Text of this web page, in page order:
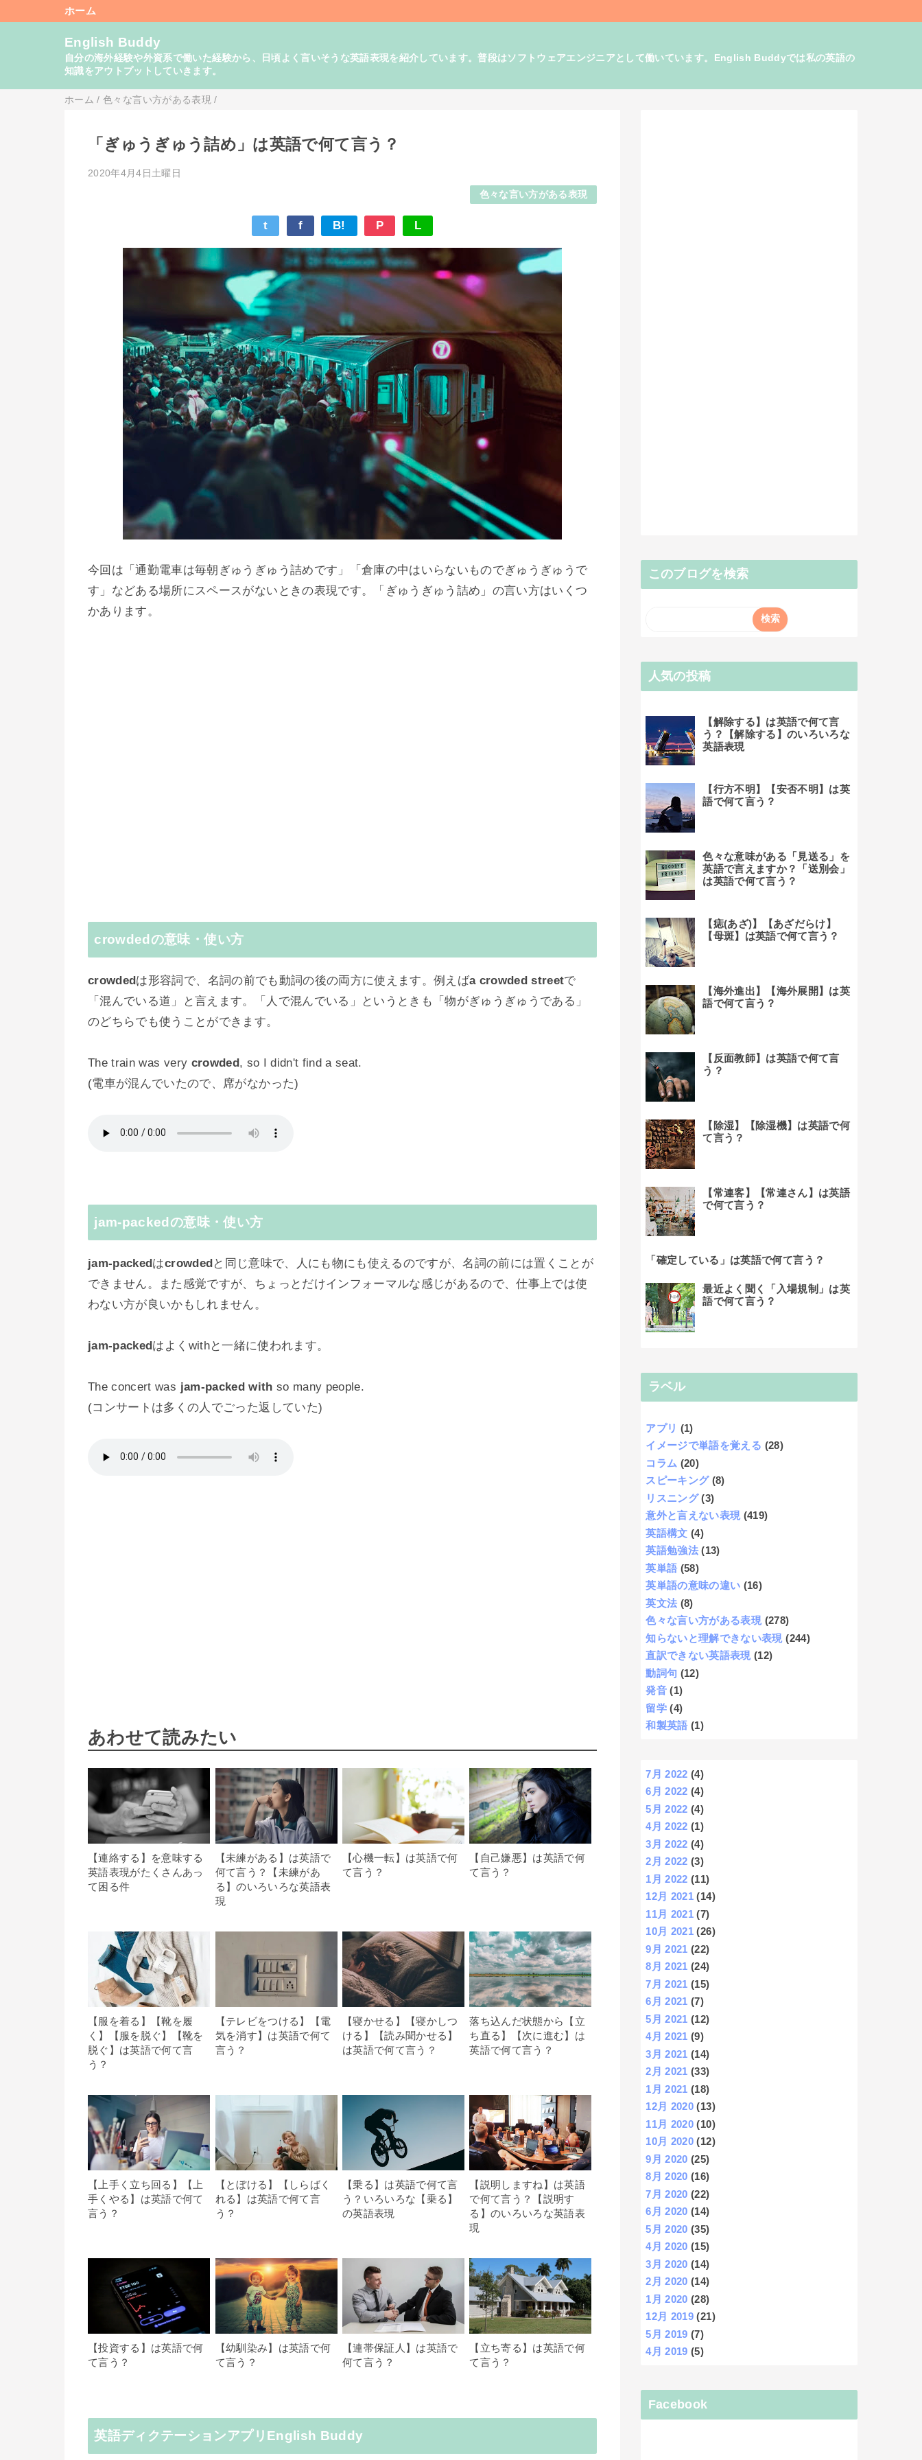
ホーム
English Buddy
自分の海外経験や外資系で働いた経験から、日頃よく言いそうな英語表現を紹介しています。普段はソフトウェアエンジニアとして働いています。English Buddyでは私の英語の
知識をアウトプットしていきます。
ホーム /色々な言い方がある表現 /
「ぎゅうぎゅう詰め」は英語で何て言う？
2020年4月4日土曜日
色々な言い方がある表現
t f B! P L
今回は「通勤電車は毎朝ぎゅうぎゅう詰めです」「倉庫の中はいらないものでぎゅうぎゅうで
す」などある場所にスペースがないときの表現です。「ぎゅうぎゅう詰め」の言い方はいくつ
かあります。
crowdedの意味・使い方
crowdedは形容詞で、名詞の前でも動詞の後の両方に使えます。例えばa crowded streetで
「混んでいる道」と言えます。「人で混んでいる」というときも「物がぎゅうぎゅうである」
のどちらでも使うことができます。
The train was very crowded, so I didn't find a seat.
(電車が混んでいたので、席がなかった)
jam-packedの意味・使い方
jam-packedはcrowdedと同じ意味で、人にも物にも使えるのですが、名詞の前には置くことが
できません。また感覚ですが、ちょっとだけインフォーマルな感じがあるので、仕事上では使
わない方が良いかもしれません。
jam-packedはよくwithと一緒に使われます。
The concert was jam-packed with so many people.
(コンサートは多くの人でごった返していた)
あわせて読みたい
【連絡する】を意味する
英語表現がたくさんあっ
て困る件
【未練がある】は英語で
何て言う？【未練があ
る】のいろいろな英語表
現
【心機一転】は英語で何
て言う？
【自己嫌悪】は英語で何
て言う？
【服を着る】【靴を履
く】【服を脱ぐ】【靴を
脱ぐ】は英語で何て言
う？
【テレビをつける】【電
気を消す】は英語で何て
言う？
【寝かせる】【寝かしつ
ける】【読み聞かせる】
は英語で何て言う？
落ち込んだ状態から【立
ち直る】【次に進む】は
英語で何て言う？
【上手く立ち回る】【上
手くやる】は英語で何て
言う？
【とぼける】【しらばく
れる】は英語で何て言
う？
【乗る】は英語で何て言
う？いろいろな【乗る】
の英語表現
【説明しますね】は英語
で何て言う？【説明す
る】のいろいろな英語表
現
【投資する】は英語で何
て言う？
【幼馴染み】は英語で何
て言う？
【連帯保証人】は英語で
何て言う？
【立ち寄る】は英語で何
て言う？
英語ディクテーションアプリEnglish Buddy
このブログを検索
人気の投稿
【解除する】は英語で何て言
う？【解除する】のいろいろな
英語表現
【行方不明】【安否不明】は英
語で何て言う？
色々な意味がある「見送る」を
英語で言えますか？「送別会」
は英語で何て言う？
【痣(あざ)】【あざだらけ】
【母斑】は英語で何て言う？
【海外進出】【海外展開】は英
語で何て言う？
【反面教師】は英語で何て言
う？
【除湿】【除湿機】は英語で何
て言う？
【常連客】【常連さん】は英語
で何て言う？
「確定している」は英語で何て言う？
最近よく聞く「入場規制」は英
語で何て言う？
ラベル
アプリ (1)
イメージで単語を覚える (28)
コラム (20)
スピーキング (8)
リスニング (3)
意外と言えない表現 (419)
英語構文 (4)
英語勉強法 (13)
英単語 (58)
英単語の意味の違い (16)
英文法 (8)
色々な言い方がある表現 (278)
知らないと理解できない表現 (244)
直訳できない英語表現 (12)
動詞句 (12)
発音 (1)
留学 (4)
和製英語 (1)
7月 2022 (4)
6月 2022 (4)
5月 2022 (4)
4月 2022 (1)
3月 2022 (4)
2月 2022 (3)
1月 2022 (11)
12月 2021 (14)
11月 2021 (7)
10月 2021 (26)
9月 2021 (22)
8月 2021 (24)
7月 2021 (15)
6月 2021 (7)
5月 2021 (12)
4月 2021 (9)
3月 2021 (14)
2月 2021 (33)
1月 2021 (18)
12月 2020 (13)
11月 2020 (10)
10月 2020 (12)
9月 2020 (25)
8月 2020 (16)
7月 2020 (22)
6月 2020 (14)
5月 2020 (35)
4月 2020 (15)
3月 2020 (14)
2月 2020 (14)
1月 2020 (28)
12月 2019 (21)
5月 2019 (7)
4月 2019 (5)
Facebook